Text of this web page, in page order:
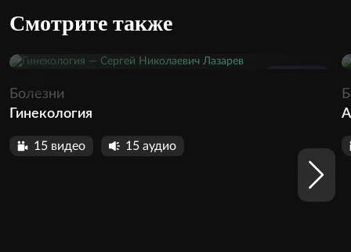
Смотрите также
Болезни
Гинекология
15 видео 15 аудио